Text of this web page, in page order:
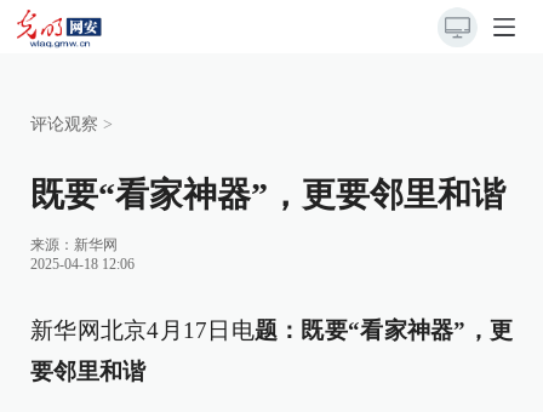
评论观察 >
既要“看家神器”，更要邻里和谐
来源： 新华网
2025-04-18 12:06
新华网北京4月17日电题：既要“看家神器”，更
要邻里和谐